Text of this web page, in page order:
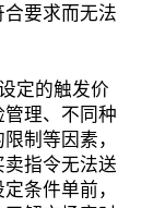
要求而无法
定的触发价
理、不同种
制等因素，
指令无法送
条件单前，